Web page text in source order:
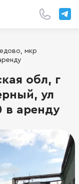
мкр
обл, г
ул
в аренду